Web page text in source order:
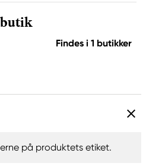
Findes i 1 butikker
på produktets etiket.